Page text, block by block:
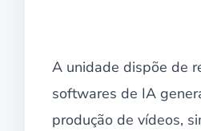
A unidade dispõe de
softwares de IA
produção de vídeos,